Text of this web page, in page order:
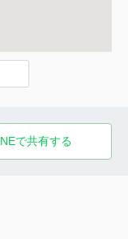
で共有する